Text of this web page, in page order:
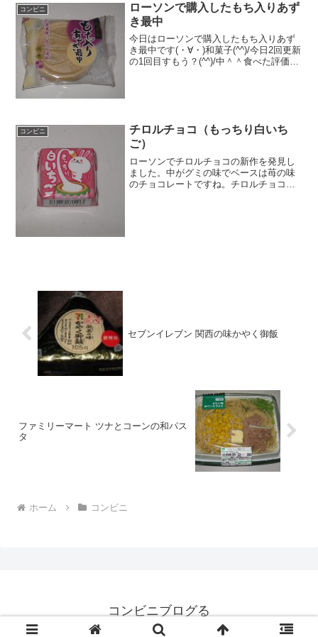
コンビニ
ローソンで購入したもち入りあず
き最中
今日はローソンで購入したもち入りあず
き最中です(・∀・)和菓子(^^)/今日2回更新
の1回目すもう？(^^)/中＾＾食べた評価値
コンビニ
チロルチョコ（もっちり白いち
ご）
ローソンでチロルチョコの新作を発見し
ました。中がグミの味でベースは苺の味
のチョコレートですね。チロルチョコさ
セブンイレブン 関西の味かやく御飯
ファミリーマート ツナとコーンの和パス
タ
ホーム コンビニ
コンビニブログる
© 2008 コンビニブログる.